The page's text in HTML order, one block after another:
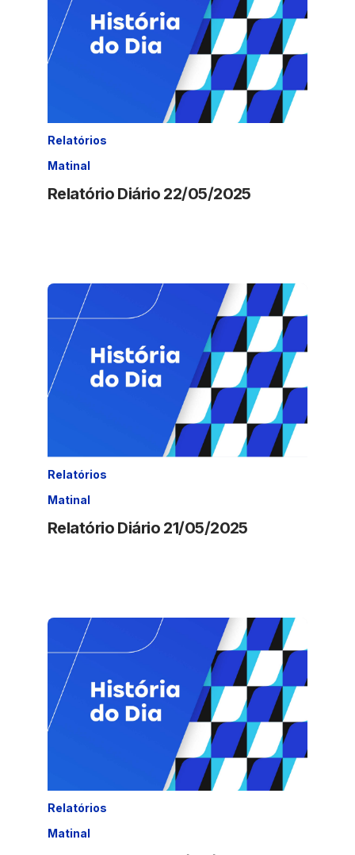
Relatórios
Matinal
Relatório Diário 22/05/2025
Relatórios
Matinal
Relatório Diário 21/05/2025
Relatórios
Matinal